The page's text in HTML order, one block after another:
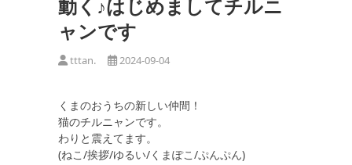
動く♪はじめましてチルニ
ャンです
tttan. 2024-09-04
くまのおうちの新しい仲間！
猫のチルニャンです。
わりと震えてます。
(ねこ/挨拶/ゆるい/くまぽこ/ぷんぷん)